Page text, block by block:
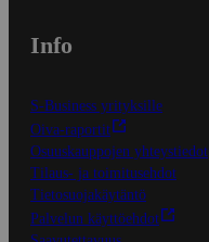
Info
S-Business yrityksille
Oiva-raportit
Osuuskauppojen yhteystiedot
Tilaus- ja toimitusehdot
Tietosuojakäytäntö
Palvelun käyttöehdot